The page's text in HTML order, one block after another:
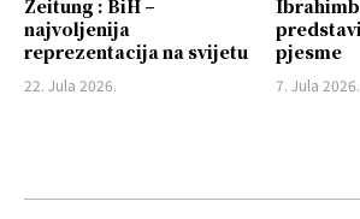
Zeitung : BiH –
najvoljenija
reprezentacija na svijetu
22. Jula 2026.
pjesme
7. Jula 2026.